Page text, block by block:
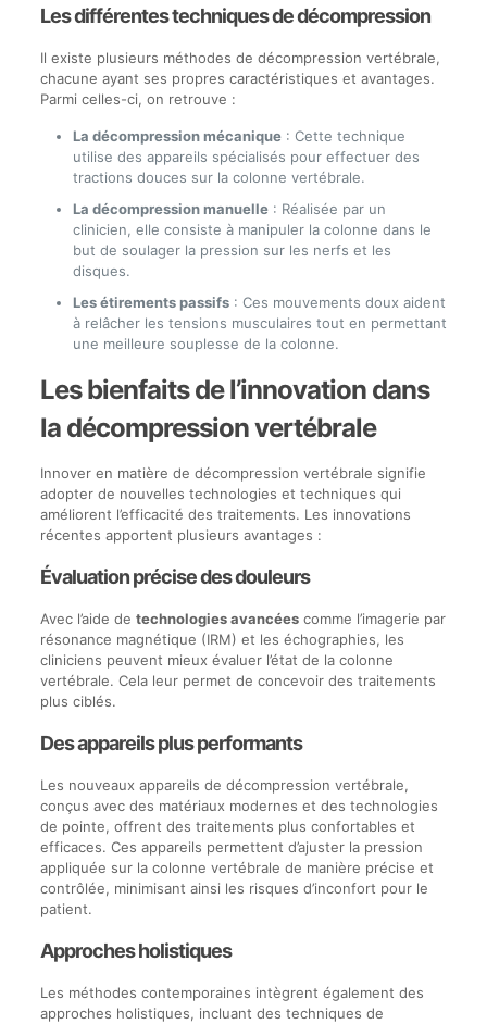
Les différentes techniques de décompression
Il existe plusieurs méthodes de décompression vertébrale,
chacune ayant ses propres caractéristiques et avantages.
Parmi celles-ci, on retrouve :
La décompression mécanique: Cette technique
utilise des appareils spécialisés pour effectuer des
tractions douces sur la colonne vertébrale.
La décompression manuelle: Réalisée par un
clinicien, elle consiste à manipuler la colonne dans le
but de soulager la pression sur les nerfs et les
disques.
Les étirements passifs: Ces mouvements doux aident
à relâcher les tensions musculaires tout en permettant
une meilleure souplesse de la colonne.
Les bienfaits de l’innovation dans
la décompression vertébrale
Innover en matière de décompression vertébrale signifie
adopter de nouvelles technologies et techniques qui
améliorent l’efficacité des traitements. Les innovations
récentes apportent plusieurs avantages :
Évaluation précise des douleurs
Avec l’aide de technologies avancéescomme l’imagerie par
résonance magnétique (IRM) et les échographies, les
cliniciens peuvent mieux évaluer l’état de la colonne
vertébrale. Cela leur permet de concevoir des traitements
plus ciblés.
Des appareils plus performants
Les nouveaux appareils de décompression vertébrale,
conçus avec des matériaux modernes et des technologies
de pointe, offrent des traitements plus confortables et
efficaces. Ces appareils permettent d’ajuster la pression
appliquée sur la colonne vertébrale de manière précise et
contrôlée, minimisant ainsi les risques d’inconfort pour le
patient.
Approches holistiques
Les méthodes contemporaines intègrent également des
approches holistiques, incluant des techniques de